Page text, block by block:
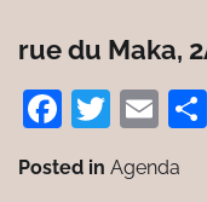
rue du Maka,
Posted in Agenda